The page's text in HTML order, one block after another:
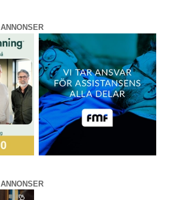
ANNONSER
ANNONSER